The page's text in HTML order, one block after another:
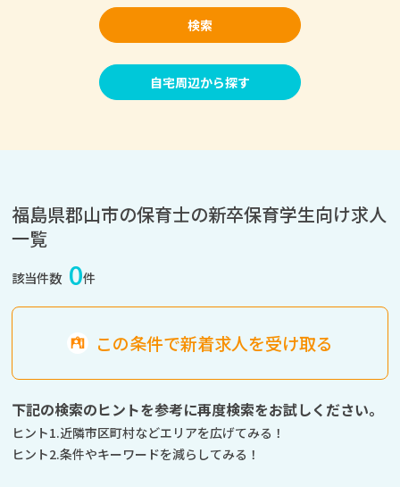
検索
自宅周辺から探す
福島県郡山市の保育士の新卒保育学生向け求人
一覧
該当件数 0件
この条件で新着求人を受け取る
下記の検索のヒントを参考に再度検索をお試しください。
ヒント1.近隣市区町村などエリアを広げてみる！
ヒント2.条件やキーワードを減らしてみる！